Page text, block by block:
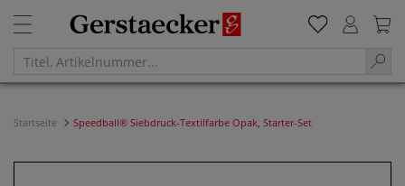
Startseite Speedball® Siebdruck-Textilfarbe Opak, Starter-Set